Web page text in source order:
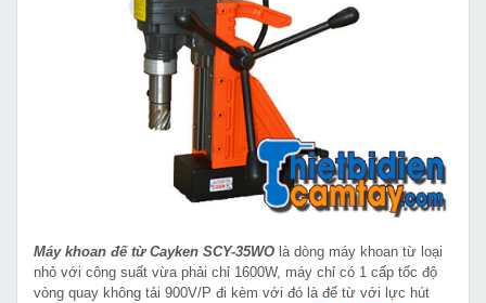
Máy khoan đế từ Cayken SCY-35WO là dòng máy khoan từ loại
nhỏ với công suất vừa phải chỉ 1600W, máy chỉ có 1 cấp tốc độ
vòng quay không tải 900V/P đi kèm với đó là đế từ với lực hút